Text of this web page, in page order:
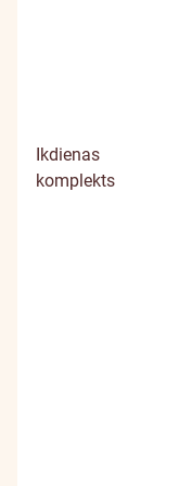
Ikdienas
komplekts